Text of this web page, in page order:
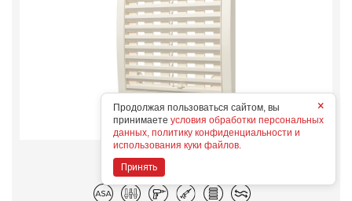
2020РРПН Ivory
Конструктивные особенности
×
Продолжая пользоваться сайтом, вы
принимаете условия обработки персональных
данных, политику конфиденциальности и
использования куки файлов.
Принять